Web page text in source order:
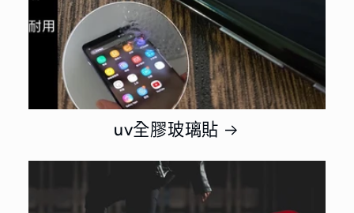
uv全膠玻璃貼